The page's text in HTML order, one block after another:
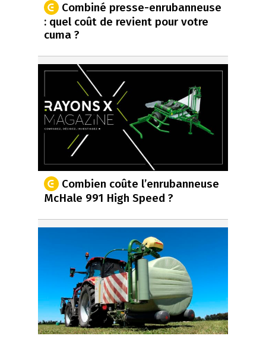
Combiné presse-enrubanneuse
: quel coût de revient pour votre
cuma ?
Combien coûte l’enrubanneuse
McHale 991 High Speed ?